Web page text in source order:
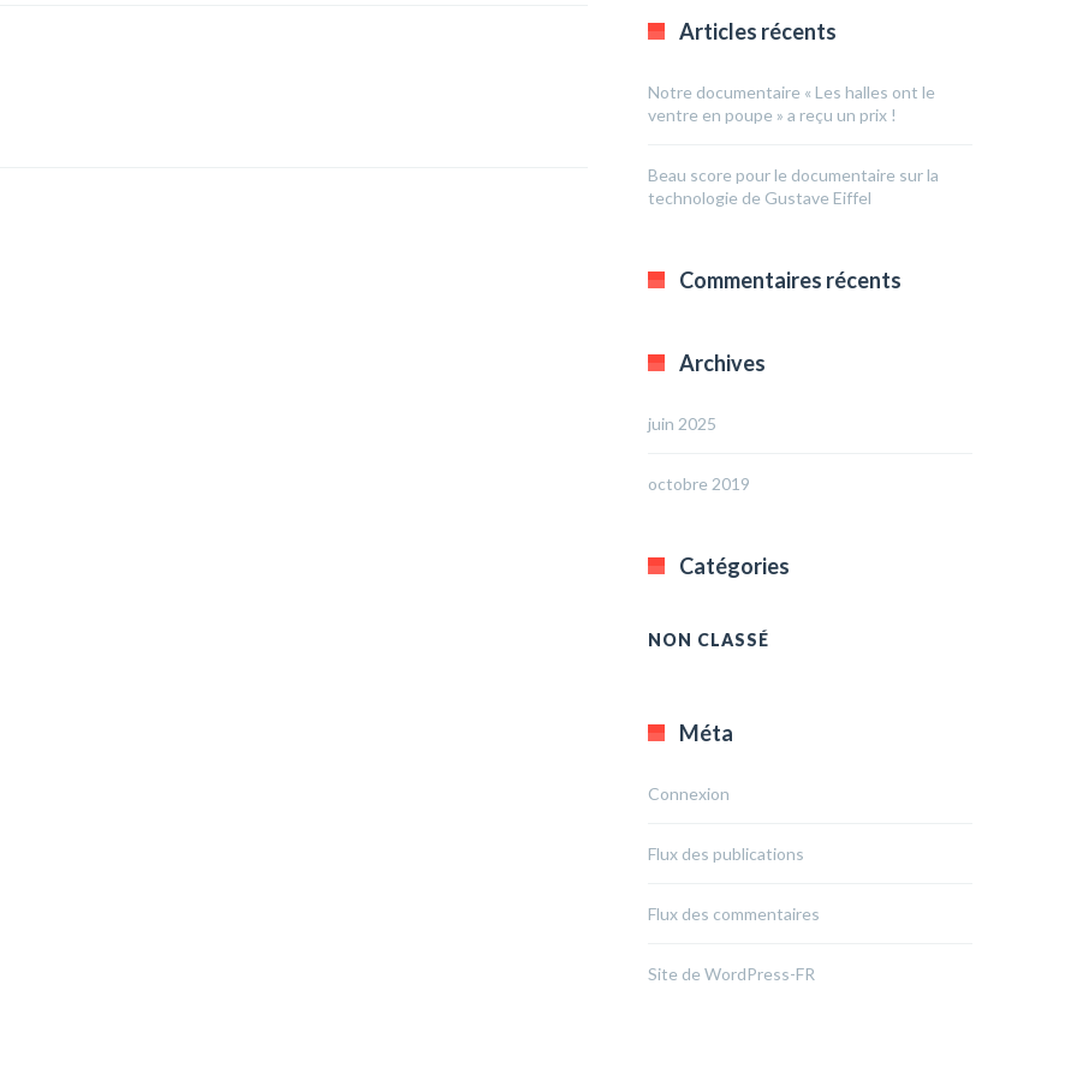
Articles récents
Notre documentaire « Les halles ont le
ventre en poupe » a reçu un prix !
Beau score pour le documentaire sur la
technologie de Gustave Eiffel
Commentaires récents
Archives
juin 2025
octobre 2019
Catégories
NON CLASSÉ
Méta
Connexion
Flux des publications
Flux des commentaires
Site de WordPress-FR